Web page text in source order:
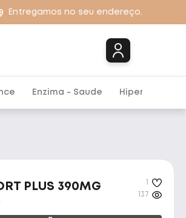
Entregamos no seu endereço.
Enzima - Saude Hipercalórico
PLUS 390MG
137